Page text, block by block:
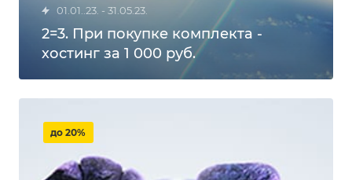
01.01..23. - 31.05.23.
2=3. При покупке комплекта -
хостинг за 1 000 руб.
до 20%